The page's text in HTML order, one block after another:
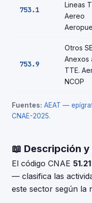
753.1
Lineas
Aereo
753.9
Otros
Anexos
TTE.
NCOP
Fuentes: AEAT —
CNAE-2025.
📖 Descripción
El código CNAE 51.21
— clasifica las
este sector según la